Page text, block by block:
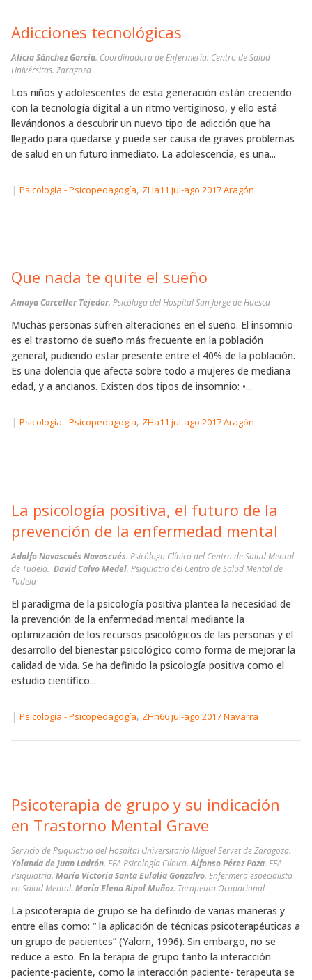
Adicciones tecnológicas
Alicia Sánchez García. Coordinadora de Enfermería. Centro de Salud
Univérsitas. Zaragoza
Los niños y adolescentes de esta generación están creciendo
con la tecnología digital a un ritmo vertiginoso, y ello está
llevándonos a descubrir un nuevo tipo de adicción que ha
llegado para quedarse y puede ser causa de graves problemas
de salud en un futuro inmediato. La adolescencia, es una...
| Psicología - Psicopedagogía, ZHa11 jul-ago 2017 Aragón
Que nada te quite el sueño
Amaya Carceller Tejedor. Psicóloga del Hospital San Jorge de Huesca
Muchas personas sufren alteraciones en el sueño. El insomnio
es el trastorno de sueño más frecuente en la población
general, pudiendo estar presente entre el 40% de la población.
Es una dolencia que afecta sobre todo a mujeres de mediana
edad, y a ancianos. Existen dos tipos de insomnio: •...
| Psicología - Psicopedagogía, ZHa11 jul-ago 2017 Aragón
La psicología positiva, el futuro de la
prevención de la enfermedad mental
Adolfo Navascués Navascués. Psicólogo Clínico del Centro de Salud Mental
de Tudela. David Calvo Medel. Psiquiatra del Centro de Salud Mental de
Tudela
El paradigma de la psicología positiva plantea la necesidad de
la prevención de la enfermedad mental mediante la
optimización de los recursos psicológicos de las personas y el
desarrollo del bienestar psicológico como forma de mejorar la
calidad de vida. Se ha definido la psicología positiva como el
estudio científico...
| Psicología - Psicopedagogía, ZHn66 jul-ago 2017 Navarra
Psicoterapia de grupo y su indicación
en Trastorno Mental Grave
Servicio de Psiquiatría del Hospital Universitario Miguel Servet de Zaragoza.
Yolanda de Juan Ladrón. FEA Psicología Clínica.Alfonso Pérez Poza. FEA
Psiquiatría. María Victoria Santa Eulalia Gonzalvo. Enfermera especialista
en Salud Mental. María Elena Ripol Muñoz. Terapeuta Ocupacional
La psicoterapia de grupo se ha definido de varias maneras y
entre ellas como: “ la aplicación de técnicas psicoterapéuticas a
un grupo de pacientes” (Yalom, 1996). Sin embargo, no se
reduce a esto. En la terapia de grupo tanto la interacción
paciente-paciente, como la interacción paciente- terapeuta se